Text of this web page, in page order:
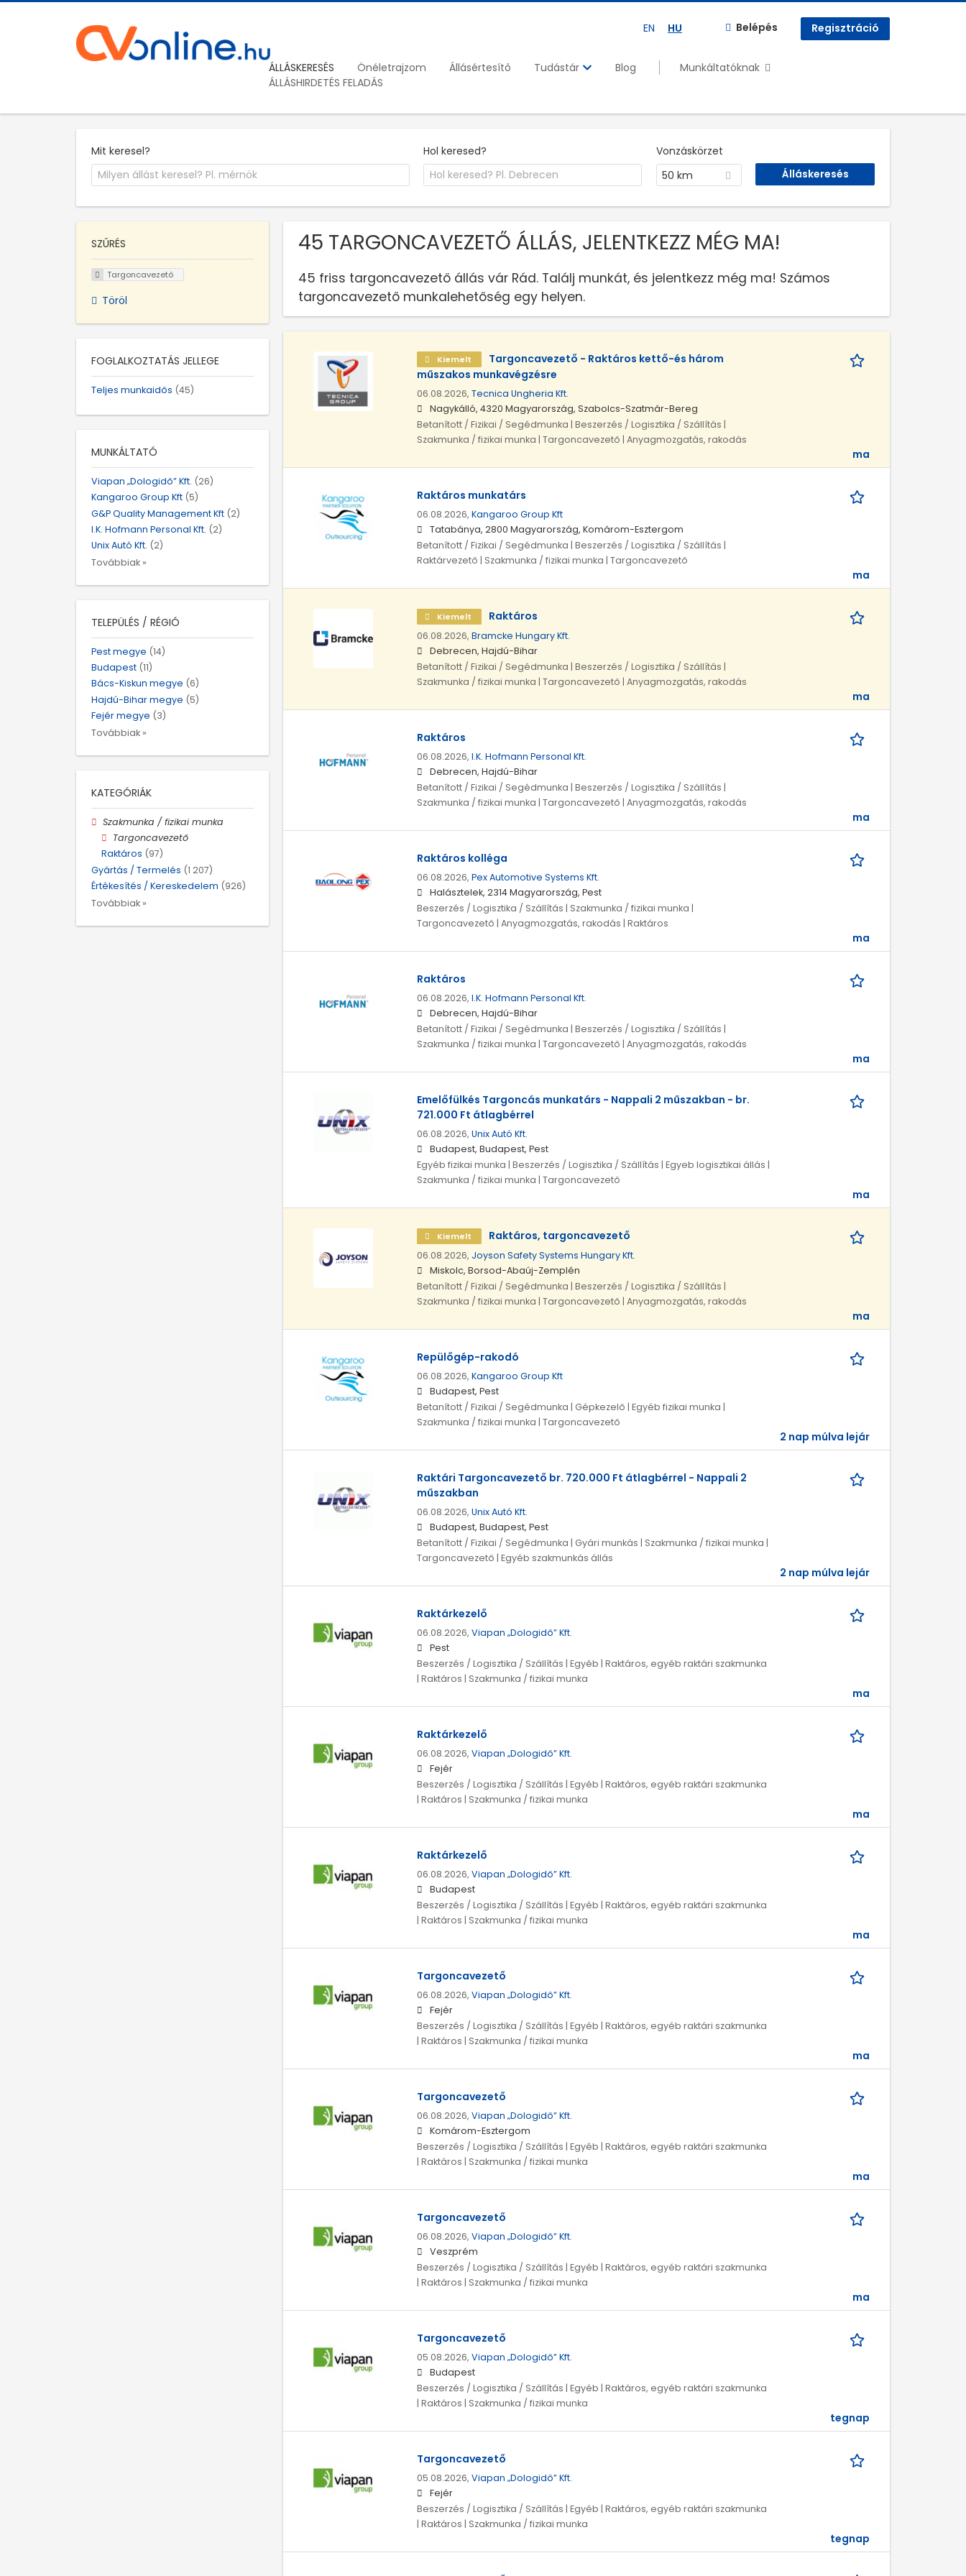
EN HU Belépés Regisztráció
ÁLLÁSKERESÉS Önéletrajzom Állásértesítő Tudástár Blog
Munkáltatóknak
ÁLLÁSHIRDETÉS FELADÁS
Mit keresel? Hol keresed?
Vonzáskörzet
50 km
45 TARGONCAVEZETŐ ÁLLÁS, JELENTKEZZ MÉG MA!
45 friss targoncavezető állás vár Rád. Találj munkát, és jelentkezz még ma! Számos
targoncavezető munkalehetőség egy helyen.
Kiemelt
Targoncavezető - Raktáros kettő-és három
műszakos munkavégzésre
06.08.2026, Tecnica Ungheria Kft.
Nagykálló, 4320 Magyarország, Szabolcs-Szatmár-Bereg
Betanított / Fizikai / Segédmunka | Beszerzés / Logisztika / Szállítás |
Szakmunka / fizikai munka | Targoncavezető | Anyagmozgatás, rakodás
ma
Raktáros munkatárs
06.08.2026, Kangaroo Group Kft
Tatabánya, 2800 Magyarország, Komárom-Esztergom
Betanított / Fizikai / Segédmunka | Beszerzés / Logisztika / Szállítás |
Raktárvezető | Szakmunka / fizikai munka | Targoncavezető
ma
Kiemelt Raktáros
06.08.2026, Bramcke Hungary Kft.
Debrecen, Hajdú-Bihar
Betanított / Fizikai / Segédmunka | Beszerzés / Logisztika / Szállítás |
Szakmunka / fizikai munka | Targoncavezető | Anyagmozgatás, rakodás
ma
Raktáros
06.08.2026, I.K. Hofmann Personal Kft.
Debrecen, Hajdú-Bihar
Betanított / Fizikai / Segédmunka | Beszerzés / Logisztika / Szállítás |
Szakmunka / fizikai munka | Targoncavezető | Anyagmozgatás, rakodás
ma
Raktáros kolléga
06.08.2026, Pex Automotive Systems Kft.
Halásztelek, 2314 Magyarország, Pest
Beszerzés / Logisztika / Szállítás | Szakmunka / fizikai munka |
Targoncavezető | Anyagmozgatás, rakodás | Raktáros
ma
Raktáros
06.08.2026, I.K. Hofmann Personal Kft.
Debrecen, Hajdú-Bihar
Betanított / Fizikai / Segédmunka | Beszerzés / Logisztika / Szállítás |
Szakmunka / fizikai munka | Targoncavezető | Anyagmozgatás, rakodás
ma
Emelőfülkés Targoncás munkatárs - Nappali 2 műszakban - br.
721.000 Ft átlagbérrel
06.08.2026, Unix Autó Kft.
Budapest, Budapest, Pest
Egyéb fizikai munka | Beszerzés / Logisztika / Szállítás | Egyeb logisztikai állás |
Szakmunka / fizikai munka | Targoncavezető
ma
Kiemelt Raktáros, targoncavezető
06.08.2026, Joyson Safety Systems Hungary Kft.
Miskolc, Borsod-Abaúj-Zemplén
Betanított / Fizikai / Segédmunka | Beszerzés / Logisztika / Szállítás |
Szakmunka / fizikai munka | Targoncavezető | Anyagmozgatás, rakodás
ma
Repülőgép-rakodó
06.08.2026, Kangaroo Group Kft
Budapest, Pest
Betanított / Fizikai / Segédmunka | Gépkezelő | Egyéb fizikai munka |
Szakmunka / fizikai munka | Targoncavezető
2 nap múlva lejár
Raktári Targoncavezető br. 720.000 Ft átlagbérrel - Nappali 2
műszakban
06.08.2026, Unix Autó Kft.
Budapest, Budapest, Pest
Betanított / Fizikai / Segédmunka | Gyári munkás | Szakmunka / fizikai munka |
Targoncavezető | Egyéb szakmunkás állás
2 nap múlva lejár
Raktárkezelő
06.08.2026, Viapan „Dologidő” Kft.
Pest
Beszerzés / Logisztika / Szállítás | Egyéb | Raktáros, egyéb raktári szakmunka
| Raktáros | Szakmunka / fizikai munka
ma
Raktárkezelő
06.08.2026, Viapan „Dologidő” Kft.
Fejér
Beszerzés / Logisztika / Szállítás | Egyéb | Raktáros, egyéb raktári szakmunka
| Raktáros | Szakmunka / fizikai munka
ma
Raktárkezelő
06.08.2026, Viapan „Dologidő” Kft.
Budapest
Beszerzés / Logisztika / Szállítás | Egyéb | Raktáros, egyéb raktári szakmunka
| Raktáros | Szakmunka / fizikai munka
ma
Targoncavezető
06.08.2026, Viapan „Dologidő” Kft.
Fejér
Beszerzés / Logisztika / Szállítás | Egyéb | Raktáros, egyéb raktári szakmunka
| Raktáros | Szakmunka / fizikai munka
ma
Targoncavezető
06.08.2026, Viapan „Dologidő” Kft.
Komárom-Esztergom
Beszerzés / Logisztika / Szállítás | Egyéb | Raktáros, egyéb raktári szakmunka
| Raktáros | Szakmunka / fizikai munka
ma
Targoncavezető
06.08.2026, Viapan „Dologidő” Kft.
Veszprém
Beszerzés / Logisztika / Szállítás | Egyéb | Raktáros, egyéb raktári szakmunka
| Raktáros | Szakmunka / fizikai munka
ma
Targoncavezető
05.08.2026, Viapan „Dologidő” Kft.
Budapest
Beszerzés / Logisztika / Szállítás | Egyéb | Raktáros, egyéb raktári szakmunka
| Raktáros | Szakmunka / fizikai munka
tegnap
Targoncavezető
05.08.2026, Viapan „Dologidő” Kft.
Fejér
Beszerzés / Logisztika / Szállítás | Egyéb | Raktáros, egyéb raktári szakmunka
| Raktáros | Szakmunka / fizikai munka
tegnap
SZŰRÉS
Targoncavezető
Töröl
FOGLALKOZTATÁS JELLEGE
Teljes munkaidős (45)
MUNKÁLTATÓ
Viapan „Dologidő” Kft. (26)
Kangaroo Group Kft (5)
G&P Quality Management Kft (2)
I.K. Hofmann Personal Kft. (2)
Unix Autó Kft. (2)
Továbbiak »
TELEPÜLÉS / RÉGIÓ
Pest megye (14)
Budapest (11)
Bács-Kiskun megye (6)
Hajdú-Bihar megye (5)
Fejér megye (3)
Továbbiak »
KATEGÓRIÁK
Szakmunka / fizikai munka
Targoncavezető
Raktáros (97)
Gyártás / Termelés (1 207)
Értékesítés / Kereskedelem (926)
Továbbiak »